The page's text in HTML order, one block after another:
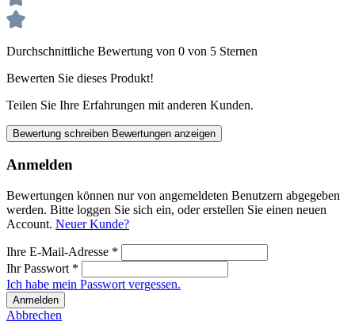
Durchschnittliche Bewertung von 0 von 5 Sternen
Bewerten Sie dieses Produkt!
Teilen Sie Ihre Erfahrungen mit anderen Kunden.
Bewertung schreiben Bewertungen anzeigen
Anmelden
Bewertungen können nur von angemeldeten Benutzern abgegeben
werden. Bitte loggen Sie sich ein, oder erstellen Sie einen neuen
Account. Neuer Kunde?
Ihre E-Mail-Adresse *
Ihr Passwort *
Ich habe mein Passwort vergessen.
Anmelden
Abbrechen